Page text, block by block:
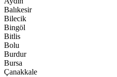
Balıkesir
Bilecik
Bingöl
Bitlis
Bolu
Burdur
Bursa
Çanakkale